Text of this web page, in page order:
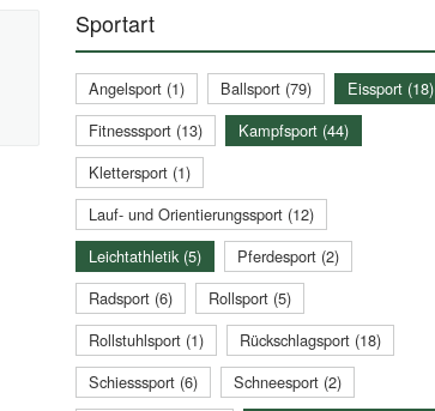
Sportart
Angelsport (1) Ballsport (79)
Eissport (18)
Fitnesssport (13)
Kampfsport (44)
Klettersport (1)
Lauf- und Orientierungssport (12)
Leichtathletik (5)
Pferdesport (2)
Radsport (6)
Rollsport (5)
Rollstuhlsport (1)
Rückschlagsport (18)
Schiesssport (6)
Schneesport (2)